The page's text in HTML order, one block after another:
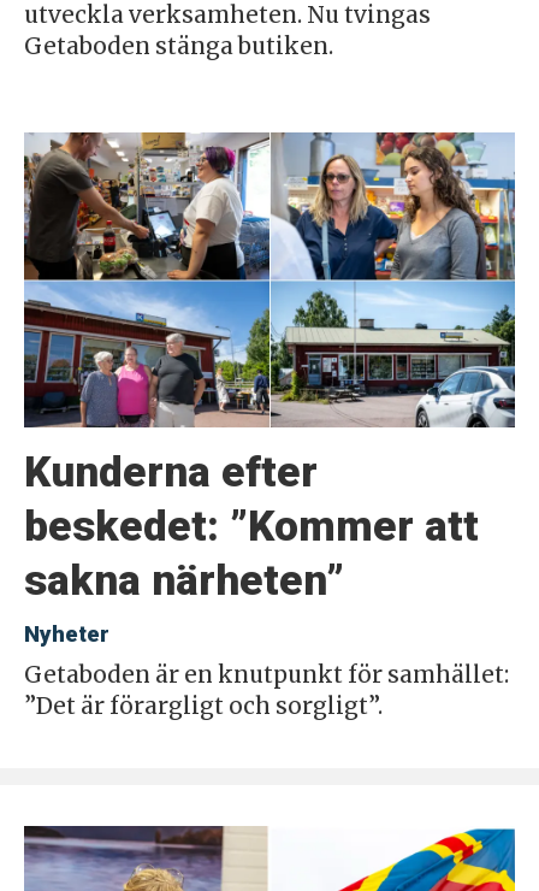
utveckla verksamheten. Nu tvingas
Getaboden stänga butiken.
Kunderna efter
beskedet: ”Kommer att
sakna närheten”
Nyheter
Getaboden är en knutpunkt för samhället:
”Det är förargligt och sorgligt”.